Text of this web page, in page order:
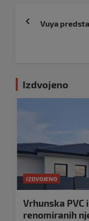
Navigacija
objava
Vuya
Izdvojeno
IZDVOJENO
Vrhunska PVC
renomiranih